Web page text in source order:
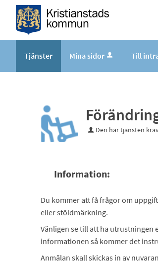
Tjänster Mina sidor Till
Den här tjänsten
Information:
Du kommer att få frågor om
eller stöldmärkning.
Vänligen se till att ha
informationen så kommer det
Anmälan skall skickas in av